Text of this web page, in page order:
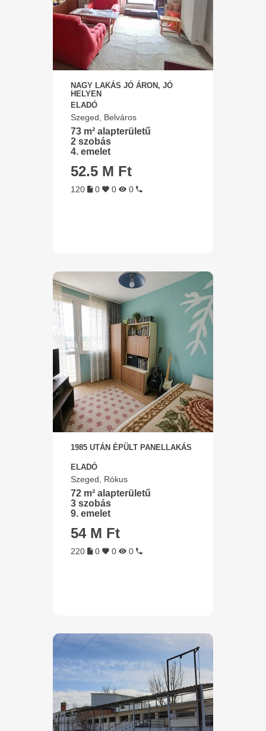
NAGY LAKÁS JÓ ÁRON, JÓ
HELYEN
ELADÓ
Szeged, Belváros
73 m² alapterületű
2 szobás
4. emelet
52.5 M Ft
120 0 0 0
1985 UTÁN ÉPÜLT PANELLAKÁS
ELADÓ
Szeged, Rókus
72 m² alapterületű
3 szobás
9. emelet
54 M Ft
220 0 0 0